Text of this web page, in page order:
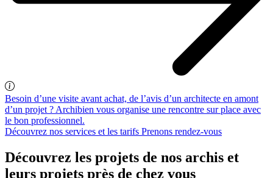
Besoin d’une visite avant achat, de l’avis d’un architecte en amont
d’un projet ? Archibien vous organise une rencontre sur place avec
le bon professionnel.
Découvrez nos services et les tarifs Prenons rendez-vous
Découvrez les projets de nos archis et
leurs projets près de chez vous